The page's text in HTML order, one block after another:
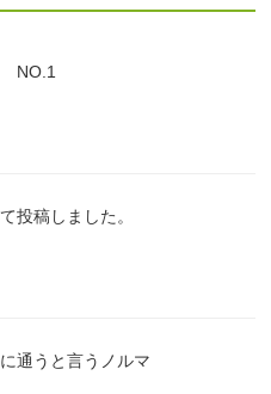
NO.1
投稿しました。
通うと言うノルマ